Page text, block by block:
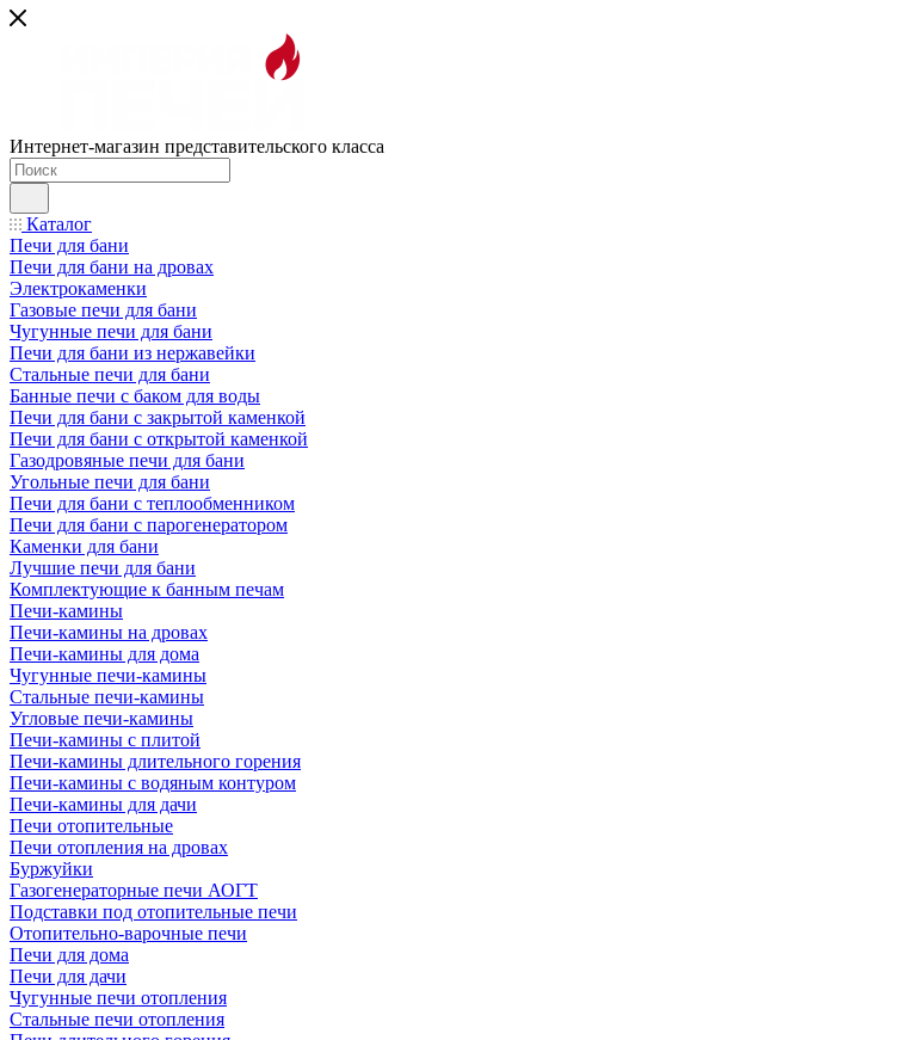
Интернет-магазин представительского класса
Каталог
Печи для бани
Печи для бани на дровах
Электрокаменки
Газовые печи для бани
Чугунные печи для бани
Печи для бани из нержавейки
Стальные печи для бани
Банные печи с баком для воды
Печи для бани с закрытой каменкой
Печи для бани с открытой каменкой
Газодровяные печи для бани
Угольные печи для бани
Печи для бани с теплообменником
Печи для бани с парогенератором
Каменки для бани
Лучшие печи для бани
Комплектующие к банным печам
Печи-камины
Печи-камины на дровах
Печи-камины для дома
Чугунные печи-камины
Стальные печи-камины
Угловые печи-камины
Печи-камины с плитой
Печи-камины длительного горения
Печи-камины с водяным контуром
Печи-камины для дачи
Печи отопительные
Печи отопления на дровах
Буржуйки
Газогенераторные печи АОГТ
Подставки под отопительные печи
Отопительно-варочные печи
Печи для дома
Печи для дачи
Чугунные печи отопления
Стальные печи отопления